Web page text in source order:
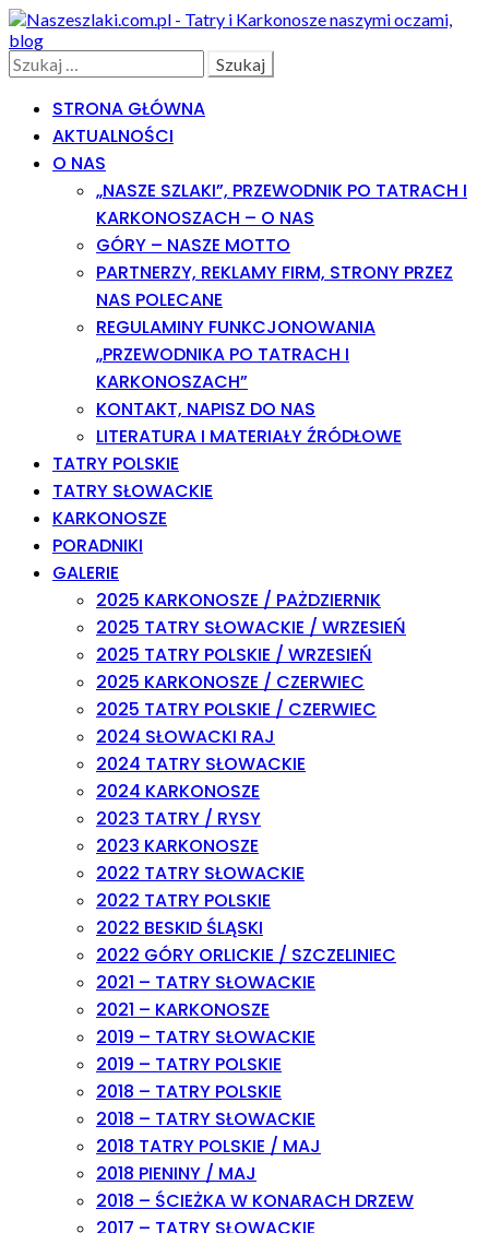
Skip
to
navigation
Skip
to
content
Search
Szukaj:
STRONA GŁÓWNA
AKTUALNOŚCI
O NAS
„NASZE SZLAKI”, PRZEWODNIK PO TATRACH I
KARKONOSZACH – O NAS
GÓRY – NASZE MOTTO
PARTNERZY, REKLAMY FIRM, STRONY PRZEZ
NAS POLECANE
REGULAMINY FUNKCJONOWANIA
„PRZEWODNIKA PO TATRACH I
KARKONOSZACH”
KONTAKT, NAPISZ DO NAS
LITERATURA I MATERIAŁY ŹRÓDŁOWE
TATRY POLSKIE
TATRY SŁOWACKIE
KARKONOSZE
PORADNIKI
GALERIE
2025 KARKONOSZE / PAŻDZIERNIK
2025 TATRY SŁOWACKIE / WRZESIEŃ
2025 TATRY POLSKIE / WRZESIEŃ
2025 KARKONOSZE / CZERWIEC
2025 TATRY POLSKIE / CZERWIEC
2024 SŁOWACKI RAJ
2024 TATRY SŁOWACKIE
2024 KARKONOSZE
2023 TATRY / RYSY
2023 KARKONOSZE
2022 TATRY SŁOWACKIE
2022 TATRY POLSKIE
2022 BESKID ŚLĄSKI
2022 GÓRY ORLICKIE / SZCZELINIEC
2021 – TATRY SŁOWACKIE
2021 – KARKONOSZE
2019 – TATRY SŁOWACKIE
2019 – TATRY POLSKIE
2018 – TATRY POLSKIE
2018 – TATRY SŁOWACKIE
2018 TATRY POLSKIE / MAJ
2018 PIENINY / MAJ
2018 – ŚCIEŻKA W KONARACH DRZEW